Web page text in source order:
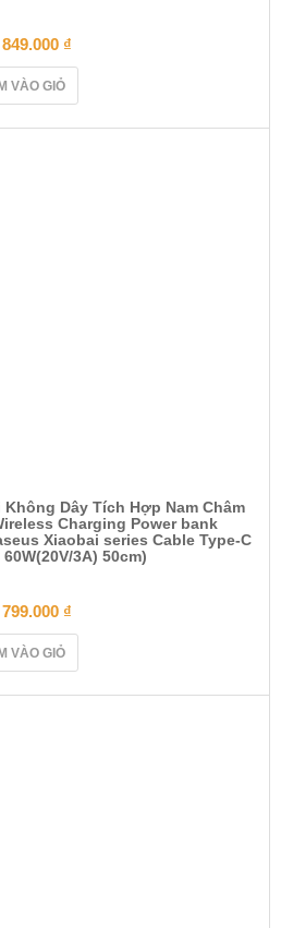
849.000 ₫
VÀO GIỎ
Dây Tích Hợp Nam Châm
Charging Power bank
Xiaobai series Cable Type-C
3A) 50cm)
799.000 ₫
VÀO GIỎ